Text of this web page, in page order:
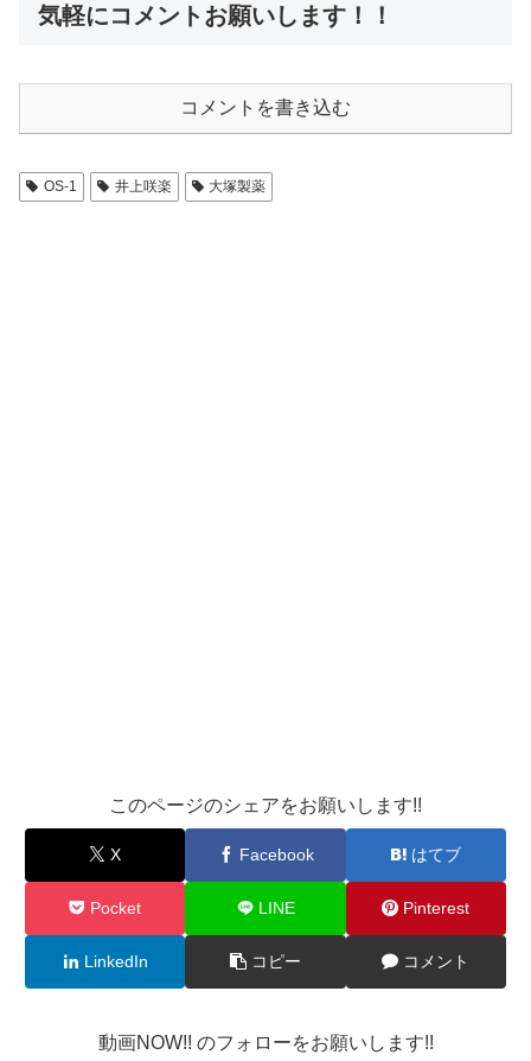
気軽にコメントお願いします！！
コメントを書き込む
OS-1 井上咲楽 大塚製薬
このページのシェアをお願いします!!
X Facebook はてブ
Pocket LINE Pinterest
LinkedIn コピー コメント
動画NOW!! のフォローをお願いします!!